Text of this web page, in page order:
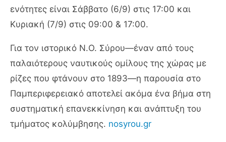
ενότητες είναι Σάββατο (6/9) στις 17:00 και
Κυριακή (7/9) στις 09:00 & 17:00.
Για τον ιστορικό Ν.Ο. Σύρου—έναν από τους
παλαιότερους ναυτικούς ομίλους της χώρας με
ρίζες που φτάνουν στο 1893—η παρουσία στο
Παμπεριφερειακό αποτελεί ακόμα ένα βήμα στη
συστηματική επανεκκίνηση και ανάπτυξη του
τμήματος κολύμβησης. nosyrou.gr